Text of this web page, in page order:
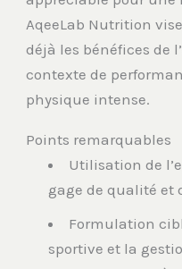
AqeeLab Nutrition
déjà les bénéfices de
contexte de
physique intense.
Points remarquables
Utilisation de
gage de qualité et
Formulation
sportive et la